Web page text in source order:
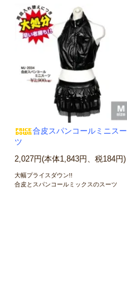
合皮スパンコールミニスー
ツ
2,027円(本体1,843円、税184円)
大幅プライスダウン!!
合皮とスパンコールミックスのスーツ